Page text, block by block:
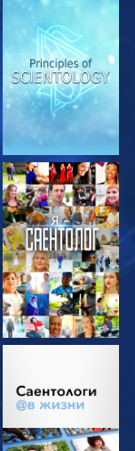
СМОТРЕТЬ
ПЕРЕДАЧИ
СМОТРЕТЬ
СМОТРЕТЬ